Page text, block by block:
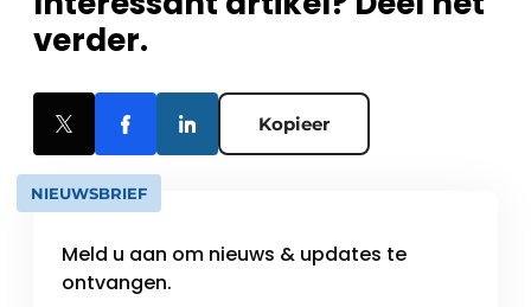
verder.
Kopieer
NIEUWSBRIEF
Meld u aan om nieuws & updates te
ontvangen.